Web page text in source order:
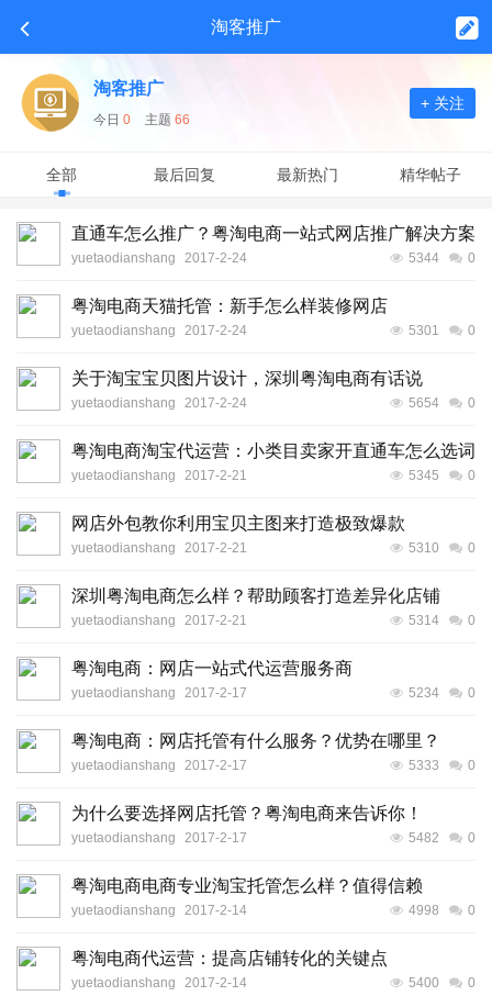
淘客推广
淘客推广
今日 0 主题 66
+ 关注
全部 最后回复 最新热门 精华帖子
直通车怎么推广？粤淘电商一站式网店推广解决方案
yuetaodianshang 2017-2-24 5344 0
粤淘电商天猫托管：新手怎么样装修网店
yuetaodianshang 2017-2-24 5301 0
关于淘宝宝贝图片设计，深圳粤淘电商有话说
yuetaodianshang 2017-2-24 5654 0
粤淘电商淘宝代运营：小类目卖家开直通车怎么选词
yuetaodianshang 2017-2-21 5345 0
网店外包教你利用宝贝主图来打造极致爆款
yuetaodianshang 2017-2-21 5310 0
深圳粤淘电商怎么样？帮助顾客打造差异化店铺
yuetaodianshang 2017-2-21 5314 0
粤淘电商：网店一站式代运营服务商
yuetaodianshang 2017-2-17 5234 0
粤淘电商：网店托管有什么服务？优势在哪里？
yuetaodianshang 2017-2-17 5333 0
为什么要选择网店托管？粤淘电商来告诉你！
yuetaodianshang 2017-2-17 5482 0
粤淘电商电商专业淘宝托管怎么样？值得信赖
yuetaodianshang 2017-2-14 4998 0
粤淘电商代运营：提高店铺转化的关键点
yuetaodianshang 2017-2-14 5400 0